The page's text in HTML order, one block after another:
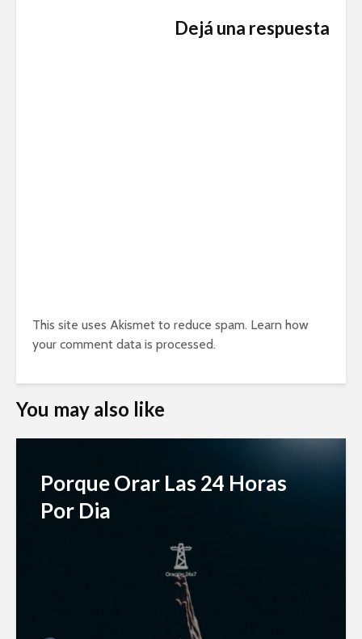
Dejá una respuesta
This site uses Akismet to reduce spam. Learn how
your comment data is processed.
You may also like
Porque Orar Las 24 Horas
Por Dia